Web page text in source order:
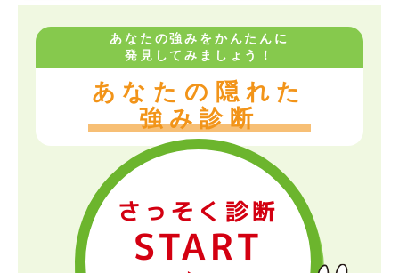
あなたの強みをかんたんに
発見してみましょう！
あなたの隠れた
強み診断
さっそく診断
START